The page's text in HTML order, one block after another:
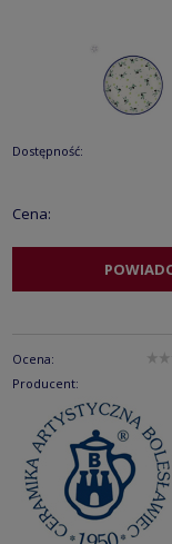
Dostępność:
Cena:
Ocena:
Producent: